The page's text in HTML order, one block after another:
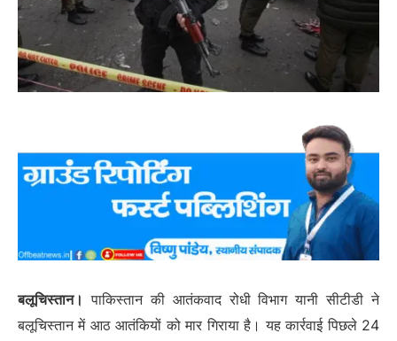
बलूचिस्तान। पाकिस्तान की आतंकवाद रोधी विभाग यानी सीटीडी ने
बलूचिस्तान में आठ आतंकियों को मार गिराया है। यह कार्रवाई पिछले 24